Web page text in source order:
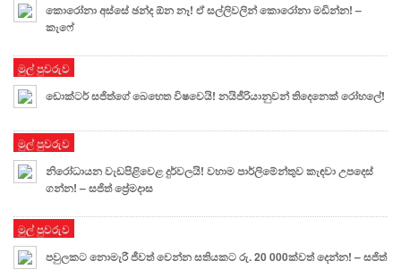
කොරෝනා අස්සේ ඡන්ද ඕන නෑ! ඒ සල්ලිවලින් කොරෝනා මඩින්න! –
කැෆේ
මුල් පුවරුව
ඩොක්ටර් සජිත්ගේ බෙහෙත විෂවෙයි! නයිජීරියානුවන් තිදෙනෙක් රෝහලේ!
මුල් පුවරුව
නිරෝධායන වැඩපිළිවෙළ දුර්වලයි! වහාම පාර්ලිමේන්තුව කැඳවා උපදෙස්
ගන්න! – සජිත් ප්‍රේමදාස
මුල් පුවරුව
පවුලකට නොමැරී ජීවත් වෙන්න සතියකට රු. 20 000ක්වත් දෙන්න! – සජිත්